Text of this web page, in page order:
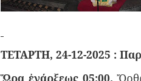
ΤΕΤΑΡΤΗ, 24-12-2025 :